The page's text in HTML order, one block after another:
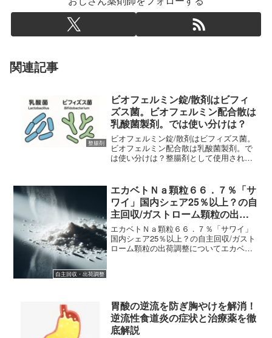
関連記事
整腸剤
ビオフェルミン錠/散剤はビフィ
ズス菌。ビオフェルミン配合散は
乳酸菌製剤。では使い分けは？
ビオフェルミン錠/散剤はビフィズス菌。
ビオフェルミン配合散は乳酸菌製剤。で
は使い分けは？整腸剤として使用されて
剤・散剤の主成分は「ビフィズス菌」で
あるのに対して、ビオフ...
自主回収・出荷調整
エカベトＮａ顆粒６６．７％「サ
ワイ」国内シェア25％以上？の自
主回収/ガストローム顆粒の出荷
調整について
エカベトＮａ顆粒６６．７％「サワイ」
国内シェア25％以上？の自主回収/ガスト
ローム顆粒の出荷調整についてエカベト
胃酸の逆流を防ぎ胸やけを解消！
逆流性食道炎の症状と治療薬を徹
底解説